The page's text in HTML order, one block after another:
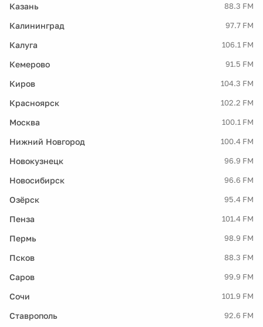
Казань 88.3 FM
Калининград 97.7 FM
Калуга 106.1 FM
Кемерово 91.5 FM
Киров 104.3 FM
Красноярск 102.2 FM
Москва 100.1 FM
Нижний Новгород 100.4 FM
Новокузнецк 96.9 FM
Новосибирск 96.6 FM
Озёрск 95.4 FM
Пенза 101.4 FM
Пермь 98.9 FM
Псков 88.3 FM
Саров 99.9 FM
Сочи 101.9 FM
Ставрополь 92.6 FM